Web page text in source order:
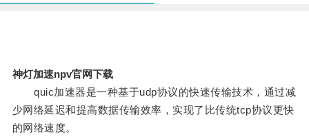
神灯加速npv官网下载
quic加速器是一种基于udp协议的快速传输技术，通过减
少网络延迟和提高数据传输效率，实现了比传统tcp协议更快
的网络速度。